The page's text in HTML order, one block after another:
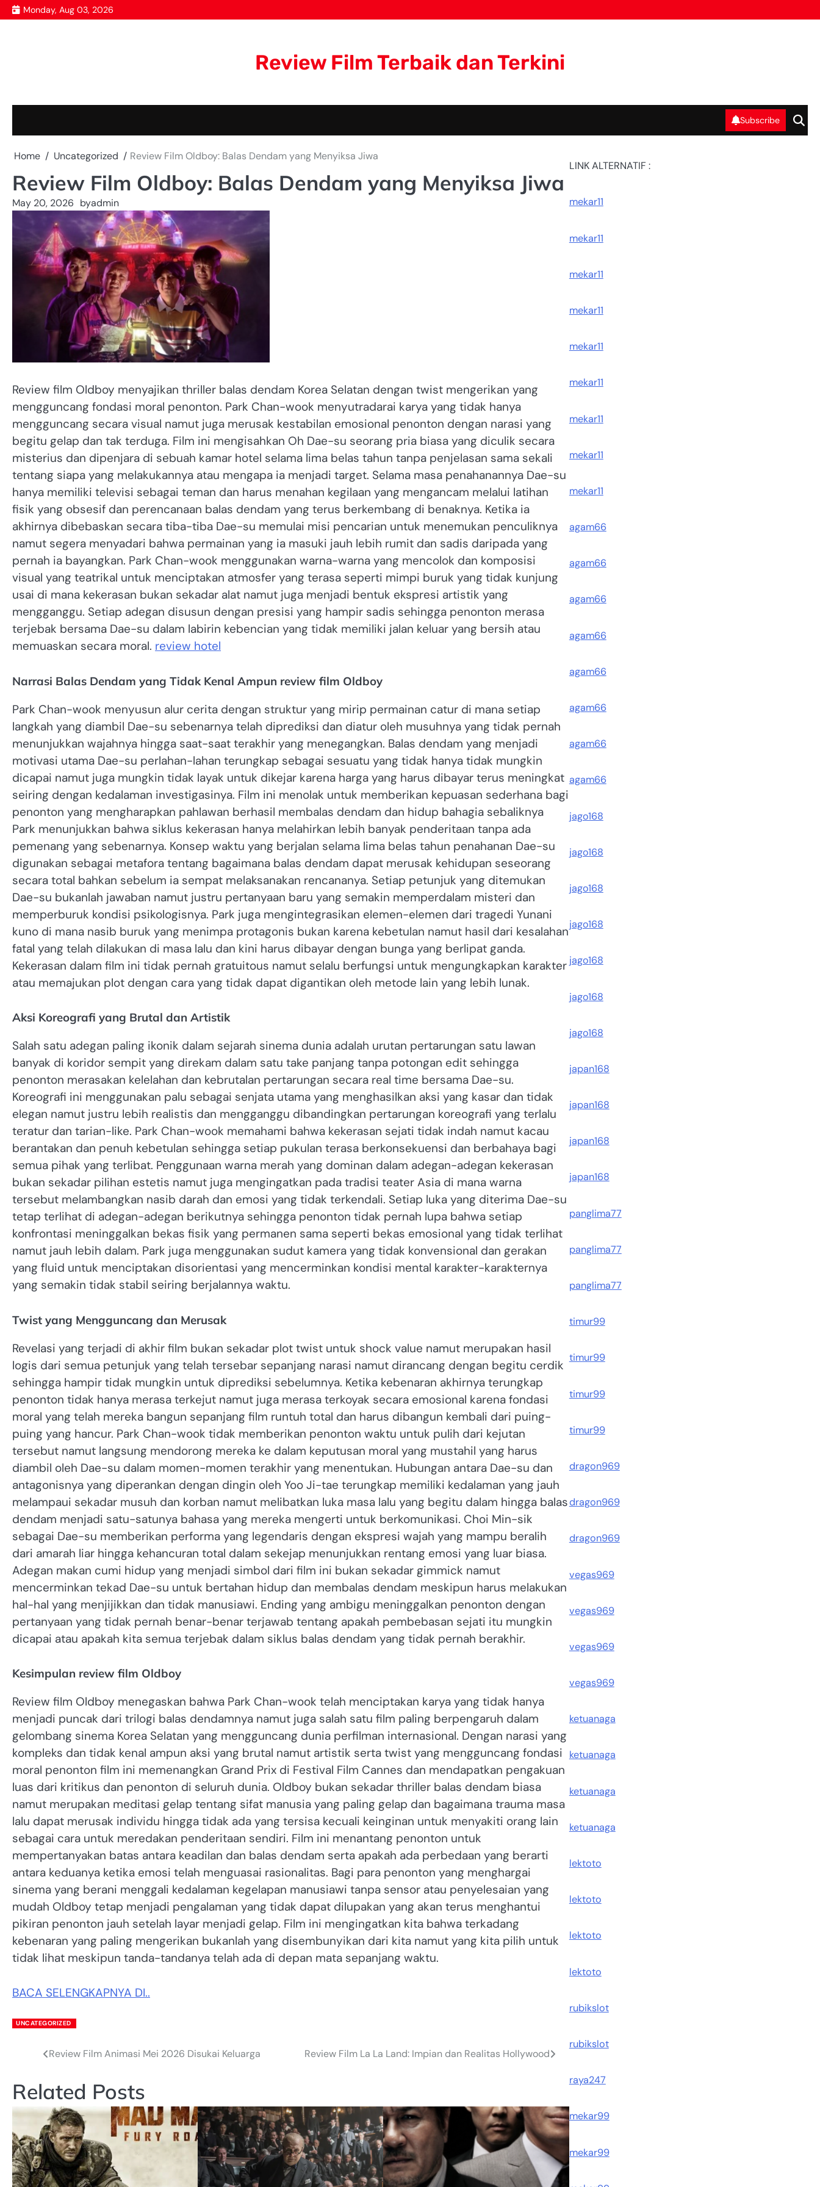
Skip
to
Monday, Aug 03, 2026
Review Film Terbaik dan Terkini
Subscribe
Home Uncategorized Review Film Oldboy: Balas Dendam yang Menyiksa Jiwa
Review Film Oldboy: Balas Dendam yang Menyiksa Jiwa
May 20, 2026 byadmin
Review film Oldboy menyajikan thriller balas dendam Korea Selatan dengan twist mengerikan yang
mengguncang fondasi moral penonton. Park Chan-wook menyutradarai karya yang tidak hanya
mengguncang secara visual namut juga merusak kestabilan emosional penonton dengan narasi yang
begitu gelap dan tak terduga. Film ini mengisahkan Oh Dae-su seorang pria biasa yang diculik secara
misterius dan dipenjara di sebuah kamar hotel selama lima belas tahun tanpa penjelasan sama sekali
tentang siapa yang melakukannya atau mengapa ia menjadi target. Selama masa penahanannya Dae-su
hanya memiliki televisi sebagai teman dan harus menahan kegilaan yang mengancam melalui latihan
fisik yang obsesif dan perencanaan balas dendam yang terus berkembang di benaknya. Ketika ia
akhirnya dibebaskan secara tiba-tiba Dae-su memulai misi pencarian untuk menemukan penculiknya
namut segera menyadari bahwa permainan yang ia masuki jauh lebih rumit dan sadis daripada yang
pernah ia bayangkan. Park Chan-wook menggunakan warna-warna yang mencolok dan komposisi
visual yang teatrikal untuk menciptakan atmosfer yang terasa seperti mimpi buruk yang tidak kunjung
usai di mana kekerasan bukan sekadar alat namut juga menjadi bentuk ekspresi artistik yang
mengganggu. Setiap adegan disusun dengan presisi yang hampir sadis sehingga penonton merasa
terjebak bersama Dae-su dalam labirin kebencian yang tidak memiliki jalan keluar yang bersih atau
memuaskan secara moral. review hotel
Narrasi Balas Dendam yang Tidak Kenal Ampun review film Oldboy
Park Chan-wook menyusun alur cerita dengan struktur yang mirip permainan catur di mana setiap
langkah yang diambil Dae-su sebenarnya telah diprediksi dan diatur oleh musuhnya yang tidak pernah
menunjukkan wajahnya hingga saat-saat terakhir yang menegangkan. Balas dendam yang menjadi
motivasi utama Dae-su perlahan-lahan terungkap sebagai sesuatu yang tidak hanya tidak mungkin
dicapai namut juga mungkin tidak layak untuk dikejar karena harga yang harus dibayar terus meningkat
seiring dengan kedalaman investigasinya. Film ini menolak untuk memberikan kepuasan sederhana bagi
penonton yang mengharapkan pahlawan berhasil membalas dendam dan hidup bahagia sebaliknya
Park menunjukkan bahwa siklus kekerasan hanya melahirkan lebih banyak penderitaan tanpa ada
pemenang yang sebenarnya. Konsep waktu yang berjalan selama lima belas tahun penahanan Dae-su
digunakan sebagai metafora tentang bagaimana balas dendam dapat merusak kehidupan seseorang
secara total bahkan sebelum ia sempat melaksanakan rencananya. Setiap petunjuk yang ditemukan
Dae-su bukanlah jawaban namut justru pertanyaan baru yang semakin memperdalam misteri dan
memperburuk kondisi psikologisnya. Park juga mengintegrasikan elemen-elemen dari tragedi Yunani
kuno di mana nasib buruk yang menimpa protagonis bukan karena kebetulan namut hasil dari kesalahan
fatal yang telah dilakukan di masa lalu dan kini harus dibayar dengan bunga yang berlipat ganda.
Kekerasan dalam film ini tidak pernah gratuitous namut selalu berfungsi untuk mengungkapkan karakter
atau memajukan plot dengan cara yang tidak dapat digantikan oleh metode lain yang lebih lunak.
Aksi Koreografi yang Brutal dan Artistik
Salah satu adegan paling ikonik dalam sejarah sinema dunia adalah urutan pertarungan satu lawan
banyak di koridor sempit yang direkam dalam satu take panjang tanpa potongan edit sehingga
penonton merasakan kelelahan dan kebrutalan pertarungan secara real time bersama Dae-su.
Koreografi ini menggunakan palu sebagai senjata utama yang menghasilkan aksi yang kasar dan tidak
elegan namut justru lebih realistis dan mengganggu dibandingkan pertarungan koreografi yang terlalu
teratur dan tarian-like. Park Chan-wook memahami bahwa kekerasan sejati tidak indah namut kacau
berantakan dan penuh kebetulan sehingga setiap pukulan terasa berkonsekuensi dan berbahaya bagi
semua pihak yang terlibat. Penggunaan warna merah yang dominan dalam adegan-adegan kekerasan
bukan sekadar pilihan estetis namut juga mengingatkan pada tradisi teater Asia di mana warna
tersebut melambangkan nasib darah dan emosi yang tidak terkendali. Setiap luka yang diterima Dae-su
tetap terlihat di adegan-adegan berikutnya sehingga penonton tidak pernah lupa bahwa setiap
konfrontasi meninggalkan bekas fisik yang permanen sama seperti bekas emosional yang tidak terlihat
namut jauh lebih dalam. Park juga menggunakan sudut kamera yang tidak konvensional dan gerakan
yang fluid untuk menciptakan disorientasi yang mencerminkan kondisi mental karakter-karakternya
yang semakin tidak stabil seiring berjalannya waktu.
Twist yang Mengguncang dan Merusak
Revelasi yang terjadi di akhir film bukan sekadar plot twist untuk shock value namut merupakan hasil
logis dari semua petunjuk yang telah tersebar sepanjang narasi namut dirancang dengan begitu cerdik
sehingga hampir tidak mungkin untuk diprediksi sebelumnya. Ketika kebenaran akhirnya terungkap
penonton tidak hanya merasa terkejut namut juga merasa terkoyak secara emosional karena fondasi
moral yang telah mereka bangun sepanjang film runtuh total dan harus dibangun kembali dari puing-
puing yang hancur. Park Chan-wook tidak memberikan penonton waktu untuk pulih dari kejutan
tersebut namut langsung mendorong mereka ke dalam keputusan moral yang mustahil yang harus
diambil oleh Dae-su dalam momen-momen terakhir yang menentukan. Hubungan antara Dae-su dan
antagonisnya yang diperankan dengan dingin oleh Yoo Ji-tae terungkap memiliki kedalaman yang jauh
melampaui sekadar musuh dan korban namut melibatkan luka masa lalu yang begitu dalam hingga balas
dendam menjadi satu-satunya bahasa yang mereka mengerti untuk berkomunikasi. Choi Min-sik
sebagai Dae-su memberikan performa yang legendaris dengan ekspresi wajah yang mampu beralih
dari amarah liar hingga kehancuran total dalam sekejap menunjukkan rentang emosi yang luar biasa.
Adegan makan cumi hidup yang menjadi simbol dari film ini bukan sekadar gimmick namut
mencerminkan tekad Dae-su untuk bertahan hidup dan membalas dendam meskipun harus melakukan
hal-hal yang menjijikkan dan tidak manusiawi. Ending yang ambigu meninggalkan penonton dengan
pertanyaan yang tidak pernah benar-benar terjawab tentang apakah pembebasan sejati itu mungkin
dicapai atau apakah kita semua terjebak dalam siklus balas dendam yang tidak pernah berakhir.
Kesimpulan review film Oldboy
Review film Oldboy menegaskan bahwa Park Chan-wook telah menciptakan karya yang tidak hanya
menjadi puncak dari trilogi balas dendamnya namut juga salah satu film paling berpengaruh dalam
gelombang sinema Korea Selatan yang mengguncang dunia perfilman internasional. Dengan narasi yang
kompleks dan tidak kenal ampun aksi yang brutal namut artistik serta twist yang mengguncang fondasi
moral penonton film ini memenangkan Grand Prix di Festival Film Cannes dan mendapatkan pengakuan
luas dari kritikus dan penonton di seluruh dunia. Oldboy bukan sekadar thriller balas dendam biasa
namut merupakan meditasi gelap tentang sifat manusia yang paling gelap dan bagaimana trauma masa
lalu dapat merusak individu hingga tidak ada yang tersisa kecuali keinginan untuk menyakiti orang lain
sebagai cara untuk meredakan penderitaan sendiri. Film ini menantang penonton untuk
mempertanyakan batas antara keadilan dan balas dendam serta apakah ada perbedaan yang berarti
antara keduanya ketika emosi telah menguasai rasionalitas. Bagi para penonton yang menghargai
sinema yang berani menggali kedalaman kegelapan manusiawi tanpa sensor atau penyelesaian yang
mudah Oldboy tetap menjadi pengalaman yang tidak dapat dilupakan yang akan terus menghantui
pikiran penonton jauh setelah layar menjadi gelap. Film ini mengingatkan kita bahwa terkadang
kebenaran yang paling mengerikan bukanlah yang disembunyikan dari kita namut yang kita pilih untuk
tidak lihat meskipun tanda-tandanya telah ada di depan mata sepanjang waktu.
BACA SELENGKAPNYA DI..
UNCATEGORIZED
navigation
Review Film Animasi Mei 2026 Disukai Keluarga Review Film La La Land: Impian dan Realitas Hollywood
Related Posts
LINK ALTERNATIF :
mekar11
mekar11
mekar11
mekar11
mekar11
mekar11
mekar11
mekar11
mekar11
agam66
agam66
agam66
agam66
agam66
agam66
agam66
agam66
jago168
jago168
jago168
jago168
jago168
jago168
jago168
japan168
japan168
japan168
japan168
panglima77
panglima77
panglima77
timur99
timur99
timur99
timur99
dragon969
dragon969
dragon969
vegas969
vegas969
vegas969
vegas969
ketuanaga
ketuanaga
ketuanaga
ketuanaga
lektoto
lektoto
lektoto
lektoto
rubikslot
rubikslot
raya247
mekar99
mekar99